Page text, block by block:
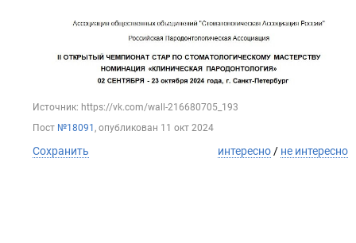
Источник: https://vk.com/wall-216680705_193
Пост №18091 , опубликован 11 окт 2024
Сохранить интересно/ не интересно